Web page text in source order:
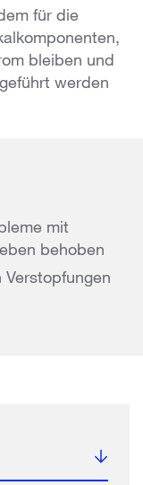
für die
bleiben und
werden
mit
behoben
Verstopfungen